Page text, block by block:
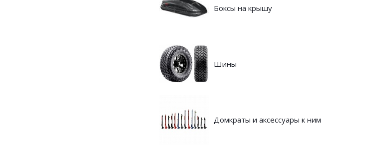
Боксы на крышу
Шины
Домкраты и аксессуары к ним